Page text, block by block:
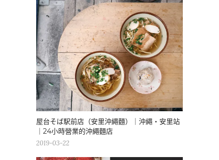
屋台そば駅前店（安里沖繩麵）｜沖繩・安里站
｜24小時營業的沖繩麵店
2019-03-22